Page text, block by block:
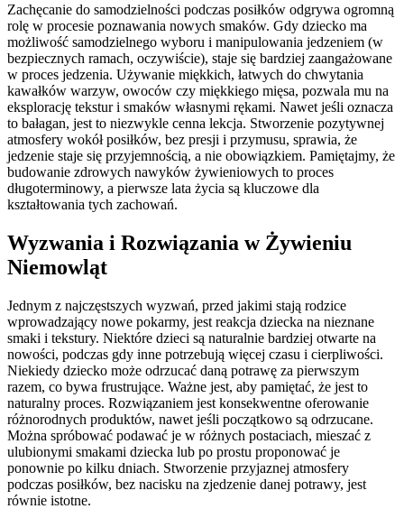
Zachęcanie do samodzielności podczas posiłków odgrywa ogromną
rolę w procesie poznawania nowych smaków. Gdy dziecko ma
możliwość samodzielnego wyboru i manipulowania jedzeniem (w
bezpiecznych ramach, oczywiście), staje się bardziej zaangażowane
w proces jedzenia. Używanie miękkich, łatwych do chwytania
kawałków warzyw, owoców czy miękkiego mięsa, pozwala mu na
eksplorację tekstur i smaków własnymi rękami. Nawet jeśli oznacza
to bałagan, jest to niezwykle cenna lekcja. Stworzenie pozytywnej
atmosfery wokół posiłków, bez presji i przymusu, sprawia, że
jedzenie staje się przyjemnością, a nie obowiązkiem. Pamiętajmy, że
budowanie zdrowych nawyków żywieniowych to proces
długoterminowy, a pierwsze lata życia są kluczowe dla
kształtowania tych zachowań.
Wyzwania i Rozwiązania w Żywieniu
Niemowląt
Jednym z najczęstszych wyzwań, przed jakimi stają rodzice
wprowadzający nowe pokarmy, jest reakcja dziecka na nieznane
smaki i tekstury. Niektóre dzieci są naturalnie bardziej otwarte na
nowości, podczas gdy inne potrzebują więcej czasu i cierpliwości.
Niekiedy dziecko może odrzucać daną potrawę za pierwszym
razem, co bywa frustrujące. Ważne jest, aby pamiętać, że jest to
naturalny proces. Rozwiązaniem jest konsekwentne oferowanie
różnorodnych produktów, nawet jeśli początkowo są odrzucane.
Można spróbować podawać je w różnych postaciach, mieszać z
ulubionymi smakami dziecka lub po prostu proponować je
ponownie po kilku dniach. Stworzenie przyjaznej atmosfery
podczas posiłków, bez nacisku na zjedzenie danej potrawy, jest
równie istotne.